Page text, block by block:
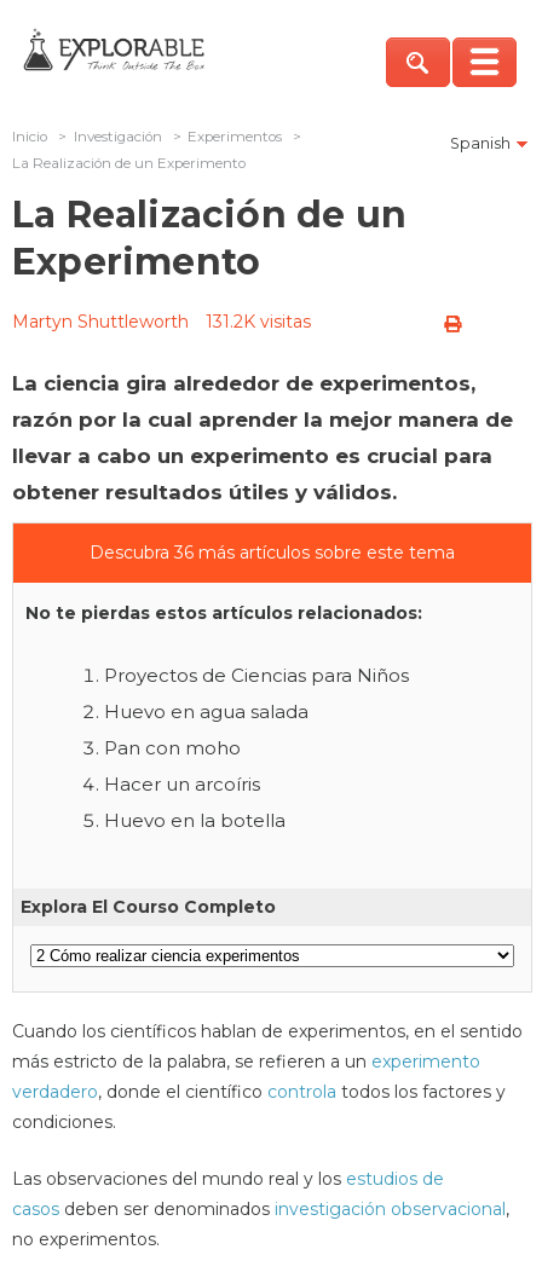
Spanish
Inicio > Investigación > Experimentos
>
La Realización de un Experimento
La Realización de un
Experimento
Martyn Shuttleworth 131.2K visitas
La ciencia gira alrededor de experimentos,
razón por la cual aprender la mejor manera de
llevar a cabo un experimento es crucial para
obtener resultados útiles y válidos.
Descubra 36 más artículos sobre este tema
No te pierdas estos artículos relacionados:
Proyectos de Ciencias para Niños
Huevo en agua salada
Pan con moho
Hacer un arcoíris
Huevo en la botella
Explora El Courso Completo
Cuando los científicos hablan de experimentos, en el sentido
más estricto de la palabra, se refieren a un experimento
verdadero, donde el científico controla todos los factores y
condiciones.
Las observaciones del mundo real y los estudios de
casos deben ser denominados investigación observacional,
no experimentos.